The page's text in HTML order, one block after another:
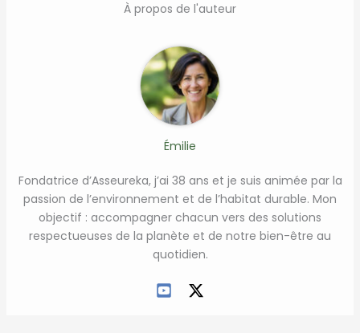
À propos de l'auteur
Émilie
Fondatrice d’Asseureka, j’ai 38 ans et je suis animée par la
passion de l’environnement et de l’habitat durable. Mon
objectif : accompagner chacun vers des solutions
respectueuses de la planète et de notre bien-être au
quotidien.